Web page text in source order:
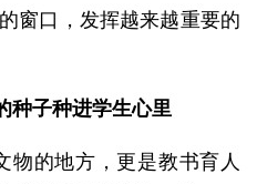
窗口，发挥越来越重要的
种子种进学生心里
物的地方，更是教书育人